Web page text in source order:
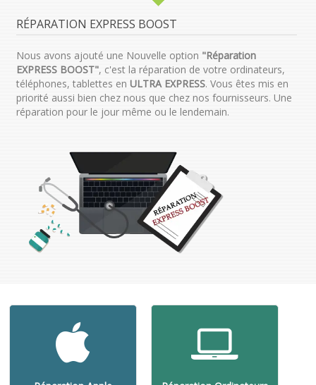
RÉPARATION EXPRESS BOOST
Nous avons ajouté une Nouvelle option "Réparation
EXPRESS BOOST", c'est la réparation de votre ordinateurs,
téléphones, tablettes en ULTRA EXPRESS. Vous êtes mis en
priorité aussi bien chez nous que chez nos fournisseurs. Une
réparation pour le jour même ou le lendemain.